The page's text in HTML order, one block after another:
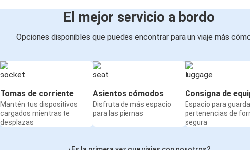
El mejor servicio a bordo
Opciones disponibles que puedes encontrar para un viaje más
Tomas de corriente
Mantén tus dispositivos
cargados mientras te
desplazas
Asientos cómodos
Disfruta de más espacio
para las piernas
Consigna de
Espacio para
pertenencias de
segura